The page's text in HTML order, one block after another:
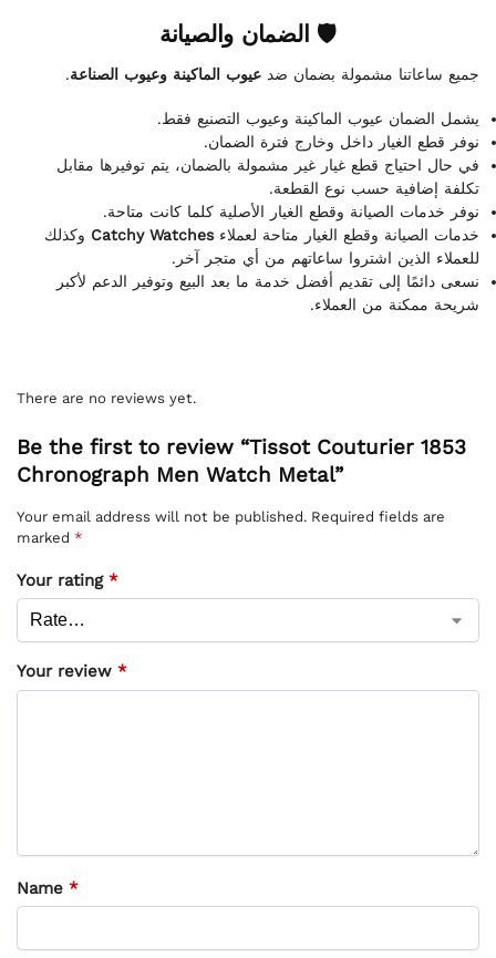
🛡 الضمان والصيانة
جميع ساعاتنا مشمولة بضمان ضد عيوب الماكينة وعيوب الصناعة.
يشمل الضمان عيوب الماكينة وعيوب التصنيع فقط.
نوفر قطع الغيار داخل وخارج فترة الضمان.
في حال احتياج قطع غيار غير مشمولة بالضمان، يتم توفيرها مقابل
تكلفة إضافية حسب نوع القطعة.
نوفر خدمات الصيانة وقطع الغيار الأصلية كلما كانت متاحة.
خدمات الصيانة وقطع الغيار متاحة لعملاءCatchy Watches وكذلك
للعملاء الذين اشتروا ساعاتهم من أي متجر آخر.
نسعى دائمًا إلى تقديم أفضل خدمة ما بعد البيع وتوفير الدعم لأكبر
شريحة ممكنة من العملاء.
There are no reviews yet.
Be the first to review “Tissot Couturier 1853
Chronograph Men Watch Metal”
Your email address will not be published. Required fields are
marked *
Your rating *
Your review *
Name *